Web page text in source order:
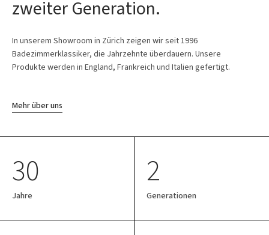
zweiter Generation.
In unserem Showroom in Zürich zeigen wir seit 1996
Badezimmerklassiker, die Jahrzehnte überdauern. Unsere
Produkte werden in England, Frankreich und Italien gefertigt.
Mehr über uns
30
Jahre
2
Generationen